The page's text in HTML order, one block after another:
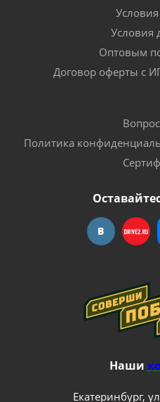
Условия
Оптовым
Договор оферты с
Политика
Наши
Екатеринбург,